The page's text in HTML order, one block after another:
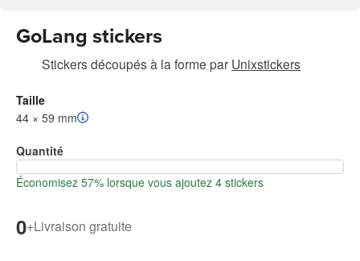
GoLang stickers
Stickers découpés à la forme par Unixstickers
Taille
44 × 59 mm
Quantité
Économisez 57% lorsque vous ajoutez 4 stickers
0+Livraison gratuite